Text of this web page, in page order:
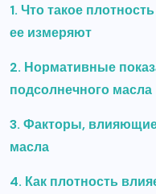
1. Что такое
ее измеряют
2. Нормативные
подсолнечного масла
3. Факторы,
масла
4. Как плотность